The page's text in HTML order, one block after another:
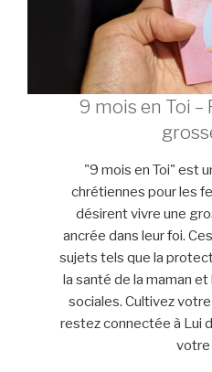
9 mois en Toi –
"9 mois en Toi" est
chrétiennes pour les
désirent vivre une
ancrée dans leur foi.
sujets tels que la
la santé de la maman
sociales. Cultivez
restez connectée à Lui
votre